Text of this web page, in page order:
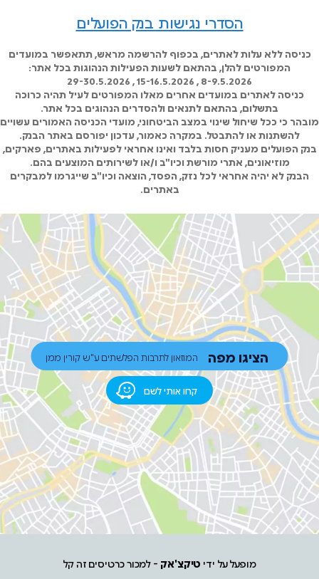
הסדרי נגישות בנק הפועלים
כניסה ללא עלות לאתרים, בכפוף להרשמה מראש, תתאפשר במועדים
המפורטים להלן, בהתאם לשעות הפעילות הנהוגות בכל אתר:
8-9.5.2026 , 15-16.5.2026 , 29-30.5.2026
כניסה לאתרים במועדים אחרים מאלו המפורטים לעיל תהיה כרוכה
בתשלום, בהתאם לתנאים ולהסדרים הנהוגים בכל אתר.
מובהר כי ככל שיחול שינוי במצב הביטחוני, מועדי הכניסה האמורים עשויים
להשתנות או להתבטל. במקרה כאמור, עדכון יפורסם באתר הבנק.
בנק הפועלים מעניק חסות בלבד ואינו אחראי לפעילות באתרים, פארקים,
מוזיאונים, אתרי מורשת וכיו"ב ו/או לשירותים המוצעים בהם.
הבנק לא יהיה אחראי לכל נזק, הפסד, הוצאה וכיו"ב שייגרמו למבקרים
באתרים.
קחו אותי לשם
הציגו מפה המוזאון לתרבות הפלשתים ע"ש קורין ממן
מופעל על ידי טיקצ'אק - למכור כרטיסים זה קל